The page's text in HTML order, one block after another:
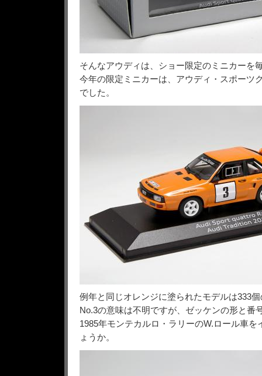
そんなアウディは、ショー限定のミニカーを
今年の限定ミニカーは、アウディ・スポーツ
でした。
例年と同じオレンジに塗られたモデルは333
No.3の意味は不明ですが、ゼッケンの形と番
1985年モンテカルロ・ラリーのW.ロール車を
ょうか。